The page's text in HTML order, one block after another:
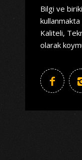
Bilgi ve
Kaliteli,
olarak